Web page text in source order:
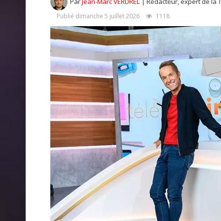
Publié dimanche 5 juillet 2026 1118